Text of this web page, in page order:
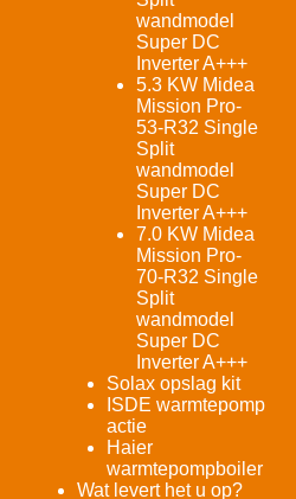
wandmodel
Super DC
Inverter A+++
5.3 KW Midea
Mission Pro-
53-R32 Single
Split
wandmodel
Super DC
Inverter A+++
7.0 KW Midea
Mission Pro-
70-R32 Single
Split
wandmodel
Super DC
Inverter A+++
Solax opslag kit
ISDE warmtepomp
actie
Haier
warmtepompboiler
Wat levert het u op?